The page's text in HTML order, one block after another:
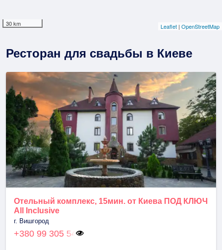
Ресторан для свадьбы в Киеве
Отельный комплекс, 15мин. от Киева ПОД КЛЮЧ
All Inclusive
г. Вишгород
+380 99 305 54
30 km Leaflet | OpenStreetMap